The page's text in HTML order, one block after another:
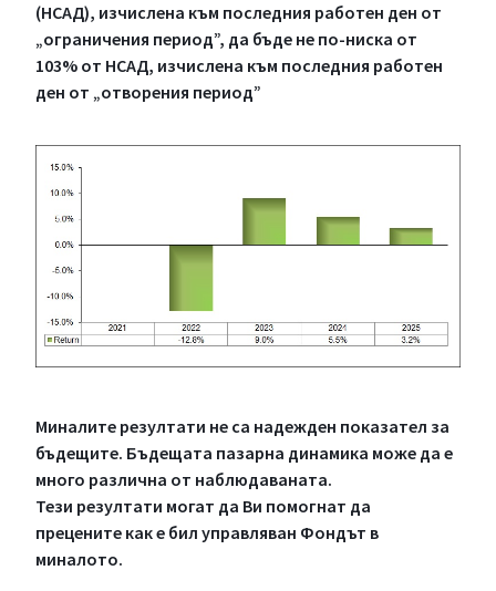
(НСАД), изчислена към последния работен ден от
„ограничения период”, да бъде не по-ниска от
103% от НСАД, изчислена към последния работен
ден от „отворения период”
Миналите резултати не са надежден показател за
бъдещите. Бъдещата пазарна динамика може да е
много различна от наблюдаваната.
Тези резултати могат да Ви помогнат да
прецените как е бил управляван Фондът в
миналото.